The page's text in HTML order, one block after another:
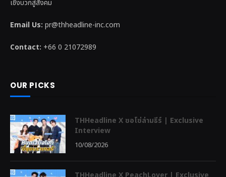
เชิงบวกสู่สังคม
Email Us: pr@thheadline-inc.com
Contact: +66 0 21072989
OUR PICKS
THHeadline X ซอโซ่ล่ามธีร์ | Exclusive
Interview
10/08/2026